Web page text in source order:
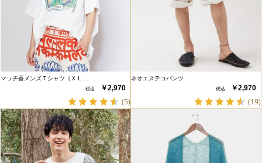
マッチ香メンズＴシャツ（ＸＬ…
￥2,970
(5)
ネオエステコパンツ
￥2,970
(19)